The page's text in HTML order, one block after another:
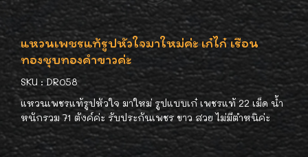
แหวนเพชรแท้รูปหัวใจมาใหม่ค่ะ เก๋ไก๋ เรือน
ทองชุบทองคำขาวค่ะ
SKU : DR058
แหวนเพชรแท้รูปหัวใจ มาใหม่ รูปแบบเก๋ เพชรแท้ 22 เม็ด น้ำ
หนักรวม 71 ตังค์ค่ะ รับประกันเพชร ขาว สวย ไม่มีตำหนิค่ะ